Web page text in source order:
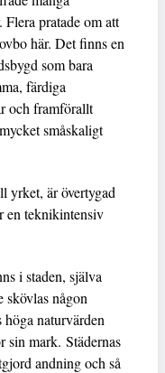
Flera pratade om att
här. Det finns en
som bara
färdiga
och framförallt
småskaligt
yrket, är övertygad
en teknikintensiv
i staden, själva
skövlas någon
höga naturvärden
sin mark. Städernas
andning och så